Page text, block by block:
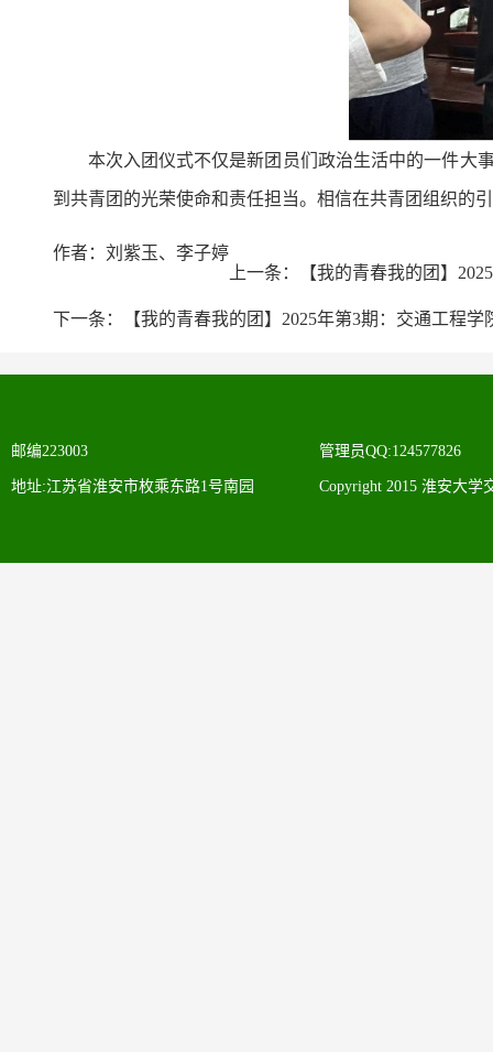
本次入团仪式不仅是新团员们政治生活中的一件大
到共青团的光荣使命和责任担当。相信在共青团组织的
作者：刘紫玉、李子婷
上一条：
【我的青春我的团】
下一条： 【我的青春我的团】2025年第3期：交通工程
邮编223003
地址:江苏省淮安市枚乘东路1号南园
管理员QQ:124577826
Copyright 2015 淮安大学